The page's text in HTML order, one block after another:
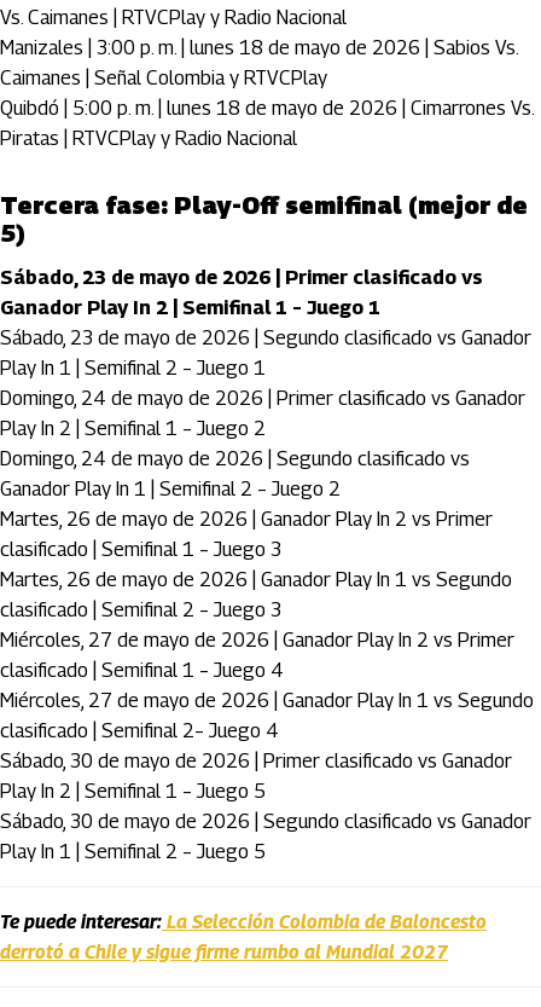
Vs. Caimanes | RTVCPlay y Radio Nacional
Manizales | 3:00 p. m. | lunes 18 de mayo de 2026 | Sabios Vs.
Caimanes | Señal Colombia y RTVCPlay
Quibdó | 5:00 p. m. | lunes 18 de mayo de 2026 | Cimarrones Vs.
Piratas | RTVCPlay y Radio Nacional
Tercera fase: Play-Off semifinal (mejor de
5)
Sábado, 23 de mayo de 2026 | Primer clasificado vs
Ganador Play In 2 | Semifinal 1 – Juego 1
Sábado, 23 de mayo de 2026 | Segundo clasificado vs Ganador
Play In 1 | Semifinal 2 – Juego 1
Domingo, 24 de mayo de 2026 | Primer clasificado vs Ganador
Play In 2 | Semifinal 1 – Juego 2
Domingo, 24 de mayo de 2026 | Segundo clasificado vs
Ganador Play In 1 | Semifinal 2 – Juego 2
Martes, 26 de mayo de 2026 | Ganador Play In 2 vs Primer
clasificado | Semifinal 1 – Juego 3
Martes, 26 de mayo de 2026 | Ganador Play In 1 vs Segundo
clasificado | Semifinal 2 – Juego 3
Miércoles, 27 de mayo de 2026 | Ganador Play In 2 vs Primer
clasificado | Semifinal 1 – Juego 4
Miércoles, 27 de mayo de 2026 | Ganador Play In 1 vs Segundo
clasificado | Semifinal 2– Juego 4
Sábado, 30 de mayo de 2026 | Primer clasificado vs Ganador
Play In 2 | Semifinal 1 – Juego 5
Sábado, 30 de mayo de 2026 | Segundo clasificado vs Ganador
Play In 1 | Semifinal 2 – Juego 5
Te puede interesar: La Selección Colombia de Baloncesto
derrotó a Chile y sigue firme rumbo al Mundial 2027